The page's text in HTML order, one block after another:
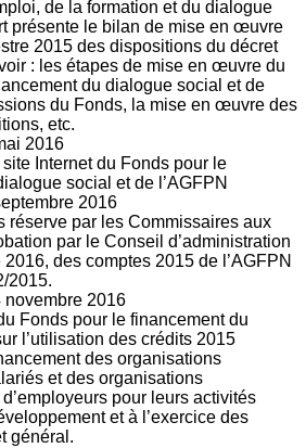
de la formation et du dialogue
présente le bilan de mise en œuvre
2015 des dispositions du décret
: les étapes de mise en œuvre du
du dialogue social et de
du Fonds, la mise en œuvre des
etc.
2016
Internet du Fonds pour le
social et de l’AGFPN
2016
réserve par les Commissaires aux
par le Conseil d’administration
des comptes 2015 de l’AGFPN
2015.
novembre 2016
Fonds pour le financement du
l’utilisation des crédits 2015
des organisations
et des organisations
pour leurs activités
et à l’exercice des
général.